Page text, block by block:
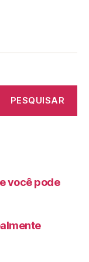
PESQUISAR
você pode